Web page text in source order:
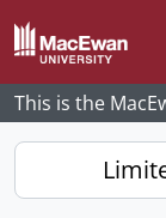
Skip to main content
This is the